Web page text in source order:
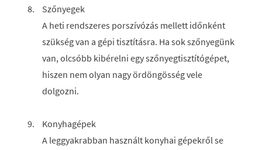
Szőnyegek
A heti rendszeres porszívózás mellett időnként
szükség van a gépi tisztításra. Ha sok szőnyegünk
van, olcsóbb kibérelni egy szőnyegtisztítógépet,
hiszen nem olyan nagy ördöngösség vele
dolgozni.
Konyhagépek
A leggyakrabban használt konyhai gépekről se